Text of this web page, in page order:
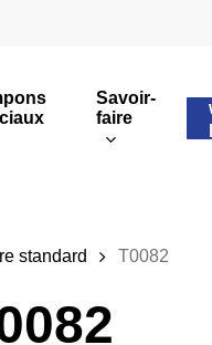
Savoir-
faire
standard T0082